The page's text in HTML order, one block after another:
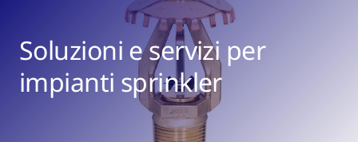
Soluzioni e servizi per
impianti sprinkler